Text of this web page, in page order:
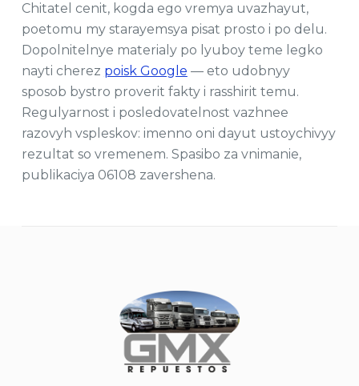
Chitatel cenit, kogda ego vremya uvazhayut,
poetomu my starayemsya pisat prosto i po delu.
Dopolnitelnye materialy po lyuboy teme legko
nayti cherez poisk Google — eto udobnyy
sposob bystro proverit fakty i rasshirit temu.
Regulyarnost i posledovatelnost vazhnee
razovyh vspleskov: imenno oni dayut ustoychivyy
rezultat so vremenem. Spasibo za vnimanie,
publikaciya 06108 zavershena.